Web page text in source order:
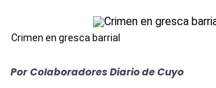
Crimen en gresca barrial
Por Colaboradores Diario de Cuyo